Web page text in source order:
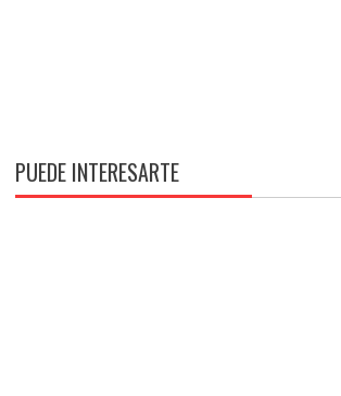
PUEDE INTERESARTE